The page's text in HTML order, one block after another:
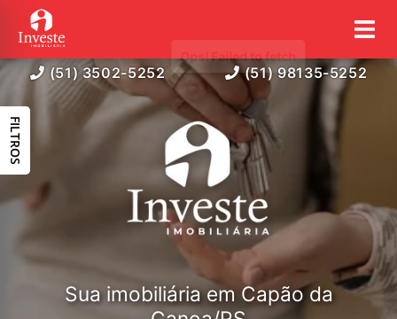
(51) 3502-5252 (51) 98135-5252
Sua imobiliária em Capão da
FILTROS